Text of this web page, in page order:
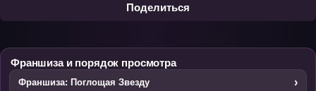
Поделиться
Франшиза и порядок просмотра
Франшиза: Поглощая Звезду
›